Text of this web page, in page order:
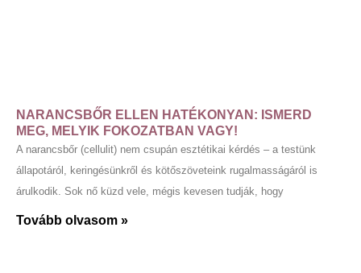
NARANCSBŐR ELLEN HATÉKONYAN: ISMERD
MEG, MELYIK FOKOZATBAN VAGY!
A narancsbőr (cellulit) nem csupán esztétikai kérdés – a testünk
állapotáról, keringésünkről és kötőszöveteink rugalmasságáról is
árulkodik. Sok nő küzd vele, mégis kevesen tudják, hogy
Tovább olvasom »